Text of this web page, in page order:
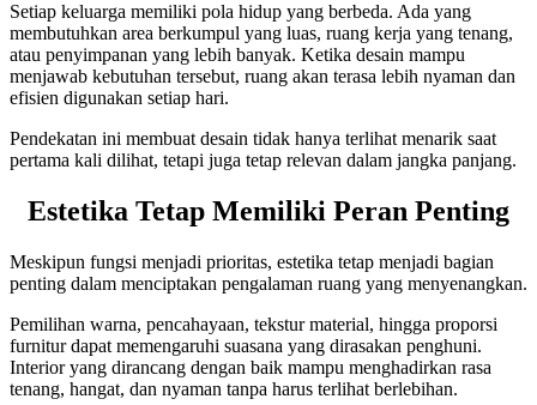
Setiap keluarga memiliki pola hidup yang berbeda. Ada yang
membutuhkan area berkumpul yang luas, ruang kerja yang tenang,
atau penyimpanan yang lebih banyak. Ketika desain mampu
menjawab kebutuhan tersebut, ruang akan terasa lebih nyaman dan
efisien digunakan setiap hari.
Pendekatan ini membuat desain tidak hanya terlihat menarik saat
pertama kali dilihat, tetapi juga tetap relevan dalam jangka panjang.
Estetika Tetap Memiliki Peran Penting
Meskipun fungsi menjadi prioritas, estetika tetap menjadi bagian
penting dalam menciptakan pengalaman ruang yang menyenangkan.
Pemilihan warna, pencahayaan, tekstur material, hingga proporsi
furnitur dapat memengaruhi suasana yang dirasakan penghuni.
Interior yang dirancang dengan baik mampu menghadirkan rasa
tenang, hangat, dan nyaman tanpa harus terlihat berlebihan.